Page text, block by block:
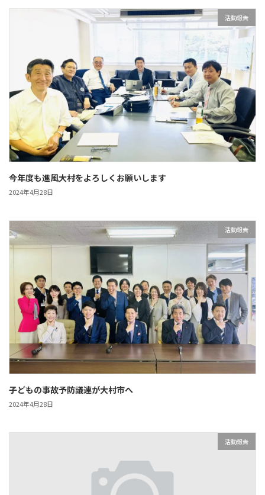
活動報告
今年度も進風大村をよろしくお願いします
2024年4月28日
活動報告
子どもの事故予防議連が大村市へ
2024年4月28日
活動報告